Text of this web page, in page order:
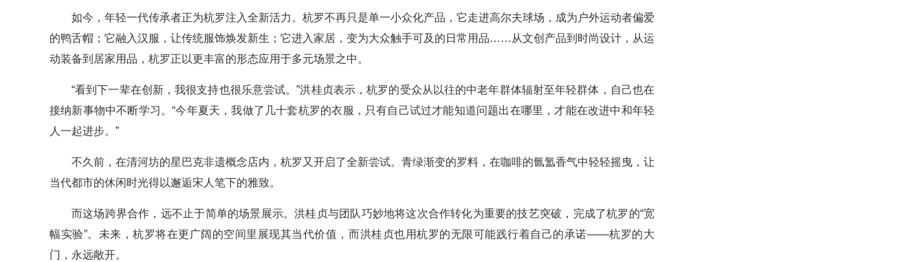
如今，年轻一代传承者正为杭罗注入全新活力。杭罗不再只是单一小众化产品，它走进高尔夫球场，成为户外运动者偏爱
的鸭舌帽；它融入汉服，让传统服饰焕发新生；它进入家居，变为大众触手可及的日常用品……从文创产品到时尚设计，从运
动装备到居家用品，杭罗正以更丰富的形态应用于多元场景之中。
“看到下一辈在创新，我很支持也很乐意尝试。”洪桂贞表示，杭罗的受众从以往的中老年群体辐射至年轻群体，自己也在
接纳新事物中不断学习。“今年夏天，我做了几十套杭罗的衣服，只有自己试过才能知道问题出在哪里，才能在改进中和年轻
人一起进步。”
不久前，在清河坊的星巴克非遗概念店内，杭罗又开启了全新尝试。青绿渐变的罗料，在咖啡的氤氲香气中轻轻摇曳，让
当代都市的休闲时光得以邂逅宋人笔下的雅致。
而这场跨界合作，远不止于简单的场景展示。洪桂贞与团队巧妙地将这次合作转化为重要的技艺突破，完成了杭罗的“宽
幅实验”。未来，杭罗将在更广阔的空间里展现其当代价值，而洪桂贞也用杭罗的无限可能践行着自己的承诺——杭罗的大
门，永远敞开。